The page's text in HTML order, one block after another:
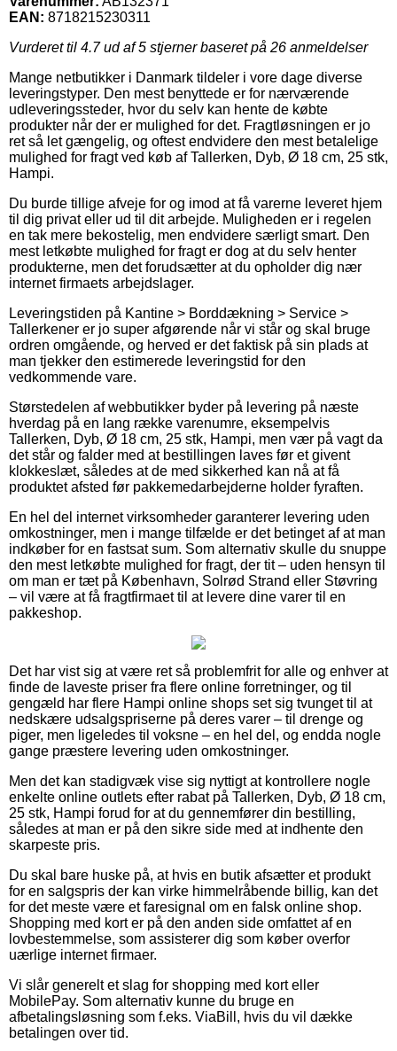
EAN: 8718215230311
Vurderet til 4.7ud af 5 stjerner baseret på 26 anmeldelser
Mange netbutikker i Danmark tildeler i vore dage diverse
leveringstyper. Den mest benyttede er for nærværende
udleveringssteder, hvor du selv kan hente de købte
produkter når der er mulighed for det. Fragtløsningen er jo
ret så let gængelig, og oftest endvidere den mest betalelige
mulighed for fragt ved køb af Tallerken, Dyb, Ø 18 cm, 25 stk,
Hampi.
Du burde tillige afveje for og imod at få varerne leveret hjem
til dig privat eller ud til dit arbejde. Muligheden er i regelen
en tak mere bekostelig, men endvidere særligt smart. Den
mest letkøbte mulighed for fragt er dog at du selv henter
produkterne, men det forudsætter at du opholder dig nær
internet firmaets arbejdslager.
Leveringstiden på Kantine > Borddækning > Service >
Tallerkener er jo super afgørende når vi står og skal bruge
ordren omgående, og herved er det faktisk på sin plads at
man tjekker den estimerede leveringstid for den
vedkommende vare.
Størstedelen af webbutikker byder på levering på næste
hverdag på en lang række varenumre, eksempelvis
Tallerken, Dyb, Ø 18 cm, 25 stk, Hampi, men vær på vagt da
det står og falder med at bestillingen laves før et givent
klokkeslæt, således at de med sikkerhed kan nå at få
produktet afsted før pakkemedarbejderne holder fyraften.
En hel del internet virksomheder garanterer levering uden
omkostninger, men i mange tilfælde er det betinget af at man
indkøber for en fastsat sum. Som alternativ skulle du snuppe
den mest letkøbte mulighed for fragt, der tit – uden hensyn til
om man er tæt på København, Solrød Strand eller Støvring
– vil være at få fragtfirmaet til at levere dine varer til en
pakkeshop.
Det har vist sig at være ret så problemfrit for alle og enhver at
finde de laveste priser fra flere online forretninger, og til
gengæld har flere Hampi online shops set sig tvunget til at
nedskære udsalgspriserne på deres varer – til drenge og
piger, men ligeledes til voksne – en hel del, og endda nogle
gange præstere levering uden omkostninger.
Men det kan stadigvæk vise sig nyttigt at kontrollere nogle
enkelte online outlets efter rabat på Tallerken, Dyb, Ø 18 cm,
25 stk, Hampi forud for at du gennemfører din bestilling,
således at man er på den sikre side med at indhente den
skarpeste pris.
Du skal bare huske på, at hvis en butik afsætter et produkt
for en salgspris der kan virke himmelråbende billig, kan det
for det meste være et faresignal om en falsk online shop.
Shopping med kort er på den anden side omfattet af en
lovbestemmelse, som assisterer dig som køber overfor
uærlige internet firmaer.
Vi slår generelt et slag for shopping med kort eller
MobilePay. Som alternativ kunne du bruge en
afbetalingsløsning som f.eks. ViaBill, hvis du vil dække
betalingen over tid.